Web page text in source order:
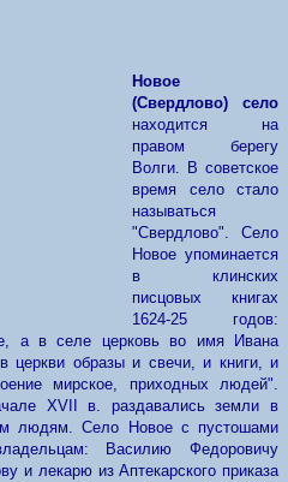
Новое
(Свердлово) село
находится на
правом берегу
Волги. В советское
время село стало
называться
"Свердлово". Село
Новое упоминается
в клинских
писцовых книгах
1624-25 годов:
а в селе церковь во имя Ивана
церкви образы и свечи, и книги, и
мирское, приходных людей".
XVII в. раздавались земли в
людям. Село Новое с пустошами
Василию Федоровичу
и лекарю из Аптекарского приказа